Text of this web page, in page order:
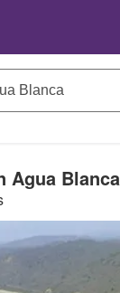
Agua Blanca